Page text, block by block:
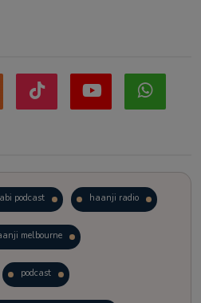
podcast haanji radio
melbourne
podcast